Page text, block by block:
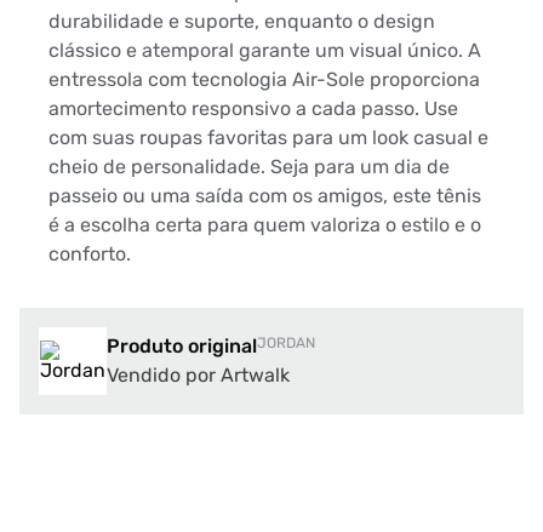
durabilidade e suporte, enquanto o design
clássico e atemporal garante um visual único. A
entressola com tecnologia Air-Sole proporciona
amortecimento responsivo a cada passo. Use
com suas roupas favoritas para um look casual e
cheio de personalidade. Seja para um dia de
passeio ou uma saída com os amigos, este tênis
é a escolha certa para quem valoriza o estilo e o
conforto.
Produto originalJORDAN
Vendido por Artwalk